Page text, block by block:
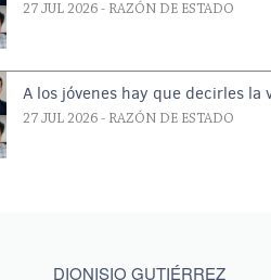
27 JUL 2026 - RAZÓN DE ESTADO
A los jóvenes hay que decirles la
27 JUL 2026 - RAZÓN DE ESTADO
footerDIONISIO GUTIÉRREZ